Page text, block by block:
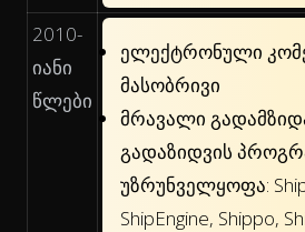
2010-
იანი
წლები
ელექტრონული
მასობრივი
მრავალი
გადაზიდვის
უზრუნველყოფა:
ShipEngine, Shippo,